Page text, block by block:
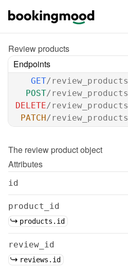
Review products
Endpoints
GET/review_products
POST/review_products
DELETE/review_products
PATCH/review_products
The review product object
Attributes
id
product_id
products.id
review_id
reviews.id